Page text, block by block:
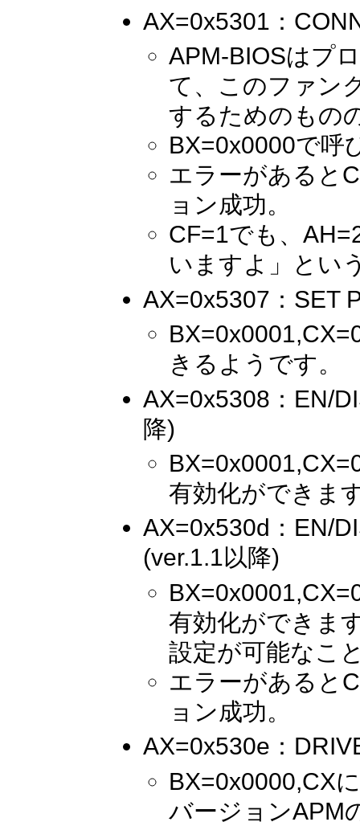
AX=0x5301：
APM-BIOSはプ
て、このファン
するためのもの
BX=0x0000で呼
エラーがあると
ョン成功。
CF=1でも、
いますよ」とい
AX=0x5307：SET
きるようです。
AX=0x5308：EN/
降)
有効化ができま
AX=0x530d：EN/
(ver.1.1以降)
有効化ができま
設定が可能なこ
エラーがあると
ョン成功。
AX=0x530e：
BX=0x0000,CX
バージョンAPM